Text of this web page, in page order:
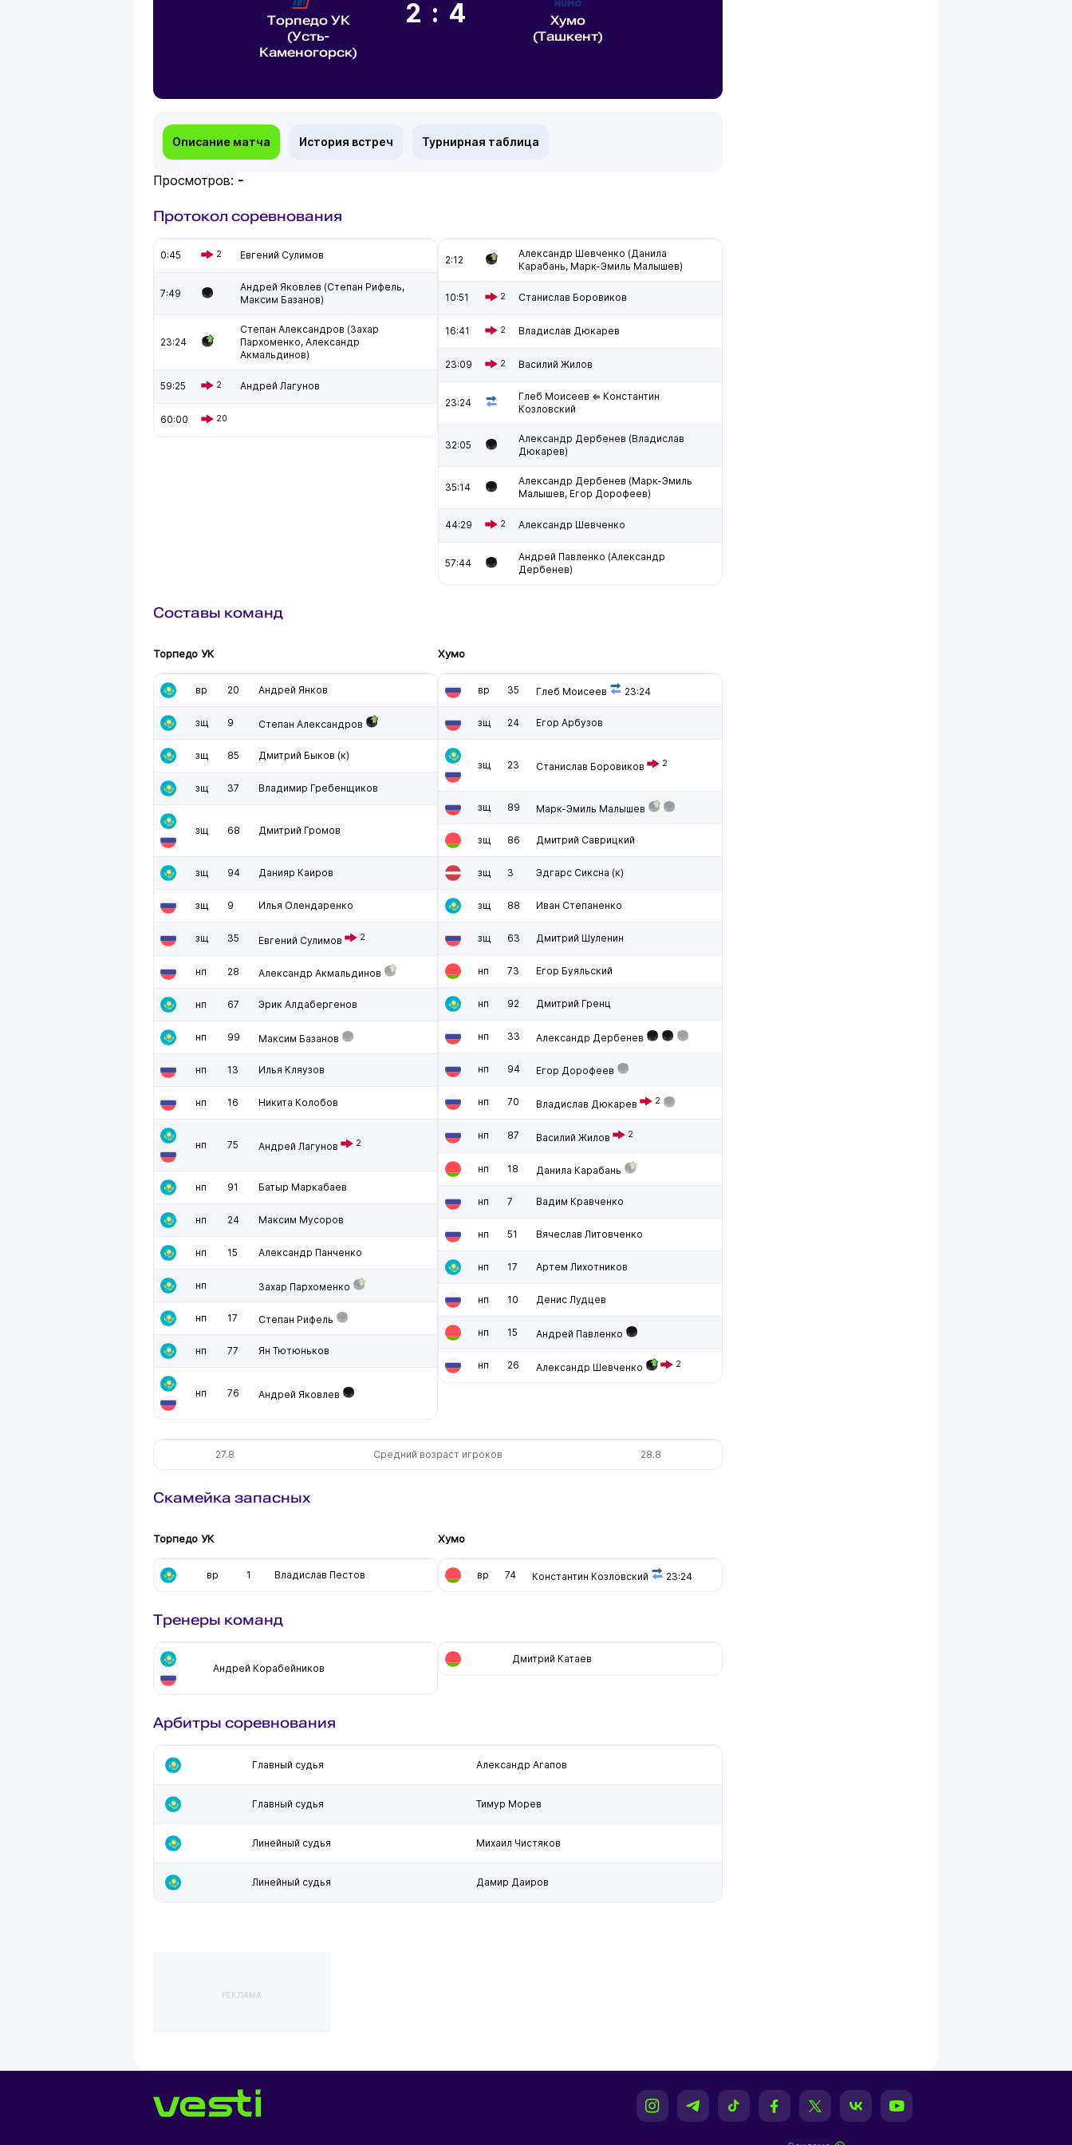
Торпедо УК
(Усть-
Каменогорск)
2:4
Хумо
(Ташкент)
Описание матча История встреч Турнирная таблица
Просмотров: -
Протокол соревнования
0:45 2 Евгений Сулимов
7:49
Андрей Яковлев (Степан Рифель,
Максим Базанов)
23:24
Степан Александров (Захар
Пархоменко, Александр
Акмальдинов)
59:25 2 Андрей Лагунов
60:00 20
2:12
Александр Шевченко (Данила
Карабань, Марк-Эмиль Малышев)
10:51 2 Станислав Боровиков
16:41 2 Владислав Дюкарев
23:09 2 Василий Жилов
23:24
Глеб Моисеев ⇐ Константин
Козловский
32:05
Александр Дербенев (Владислав
Дюкарев)
35:14
Александр Дербенев (Марк-Эмиль
Малышев, Егор Дорофеев)
44:29 2 Александр Шевченко
57:44
Андрей Павленко (Александр
Дербенев)
Составы команд
Торпедо УК
вр 20 Андрей Янков
зщ 9 Степан Александров
зщ 85 Дмитрий Быков (к)
зщ 37 Владимир Гребенщиков
зщ 68 Дмитрий Громов
зщ 94 Данияр Каиров
зщ 9 Илья Олендаренко
зщ 35 Евгений Сулимов 2
нп 28 Александр Акмальдинов
нп 67 Эрик Алдабергенов
нп 99 Максим Базанов
нп 13 Илья Кляузов
нп 16 Никита Колобов
нп 75 Андрей Лагунов 2
нп 91 Батыр Маркабаев
нп 24 Максим Мусоров
нп 15 Александр Панченко
нп Захар Пархоменко
нп 17 Степан Рифель
нп 77 Ян Тютюньков
нп 76 Андрей Яковлев
Хумо
вр 35 Глеб Моисеев 23:24
зщ 24 Егор Арбузов
зщ 23 Станислав Боровиков 2
зщ 89 Марк-Эмиль Малышев
зщ 86 Дмитрий Саврицкий
зщ 3 Эдгарс Сиксна (к)
зщ 88 Иван Степаненко
зщ 63 Дмитрий Шуленин
нп 73 Егор Буяльский
нп 92 Дмитрий Гренц
нп 33 Александр Дербенев
нп 94 Егор Дорофеев
нп 70 Владислав Дюкарев 2
нп 87 Василий Жилов 2
нп 18 Данила Карабань
нп 7 Вадим Кравченко
нп 51 Вячеслав Литовченко
нп 17 Артем Лихотников
нп 10 Денис Лудцев
нп 15 Андрей Павленко
нп 26 Александр Шевченко 2
27.8 Средний возраст игроков 28.8
Скамейка запасных
Торпедо УК
вр 1 Владислав Пестов
Хумо
вр 74 Константин Козловский 23:24
Тренеры команд
Андрей Корабейников
Дмитрий Катаев
Арбитры соревнования
Главный судья Александр Агапов
Главный судья Тимур Морев
Линейный судья Михаил Чистяков
Линейный судья Дамир Даиров
РЕКЛАМА